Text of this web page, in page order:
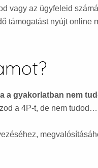
vagy az ügyfeleid
támogatást nyújt online
a gyakorlatban nem
a 4P-t, de nem tudod…